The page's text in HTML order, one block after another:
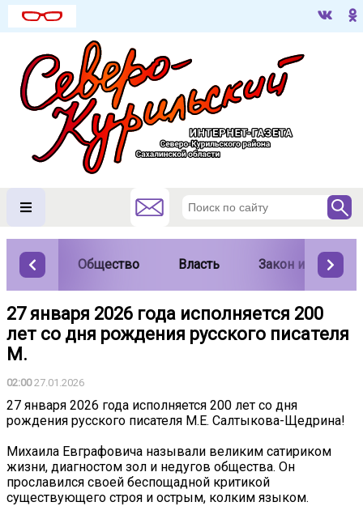
Общество Власть Закон и порядок
27 января 2026 года исполняется 200
лет со дня рождения русского писателя
М.
02:0027.01.2026
27 января 2026 года исполняется 200 лет со дня
рождения русского писателя М.Е. Салтыкова-Щедрина!
Михаила Евграфовича называли великим сатириком
жизни, диагностом зол и недугов общества. Он
прославился своей беспощадной критикой
существующего строя и острым, колким языком.